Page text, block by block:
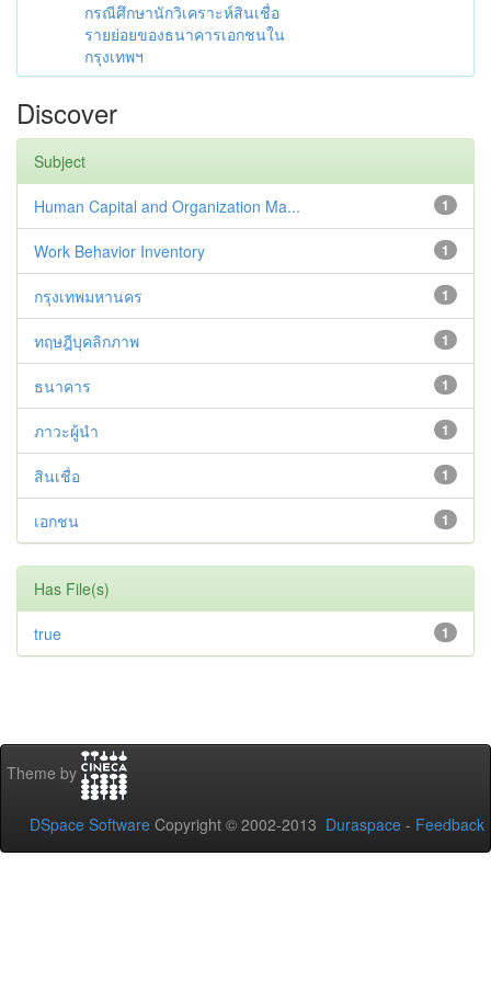
กรณีศึกษานักวิเคราะห์สินเชื่อ
รายย่อยของธนาคารเอกชนใน
กรุงเทพฯ
Discover
Subject
1
Human Capital and Organization Ma...
1
Work Behavior Inventory
1
กรุงเทพมหานคร
1
ทฤษฎีบุคลิกภาพ
1
ธนาคาร
1
ภาวะผู้นำ
1
สินเชื่อ
1
เอกชน
Has File(s)
1
true
Theme by
DSpace Software Copyright © 2002-2013 Duraspace - Feedback